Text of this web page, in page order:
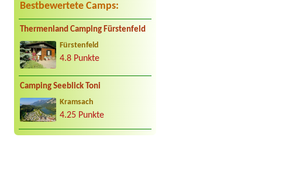
Bestbewertete Camps:
Thermenland Camping Fürstenfeld
Fürstenfeld
4.8 Punkte
Camping Seeblick Toni
Kramsach
4.25 Punkte